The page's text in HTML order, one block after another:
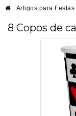
Artigos para Festas
8 Copos de